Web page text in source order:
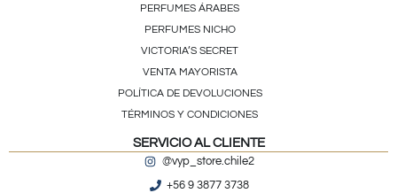
PERFUMES ÁRABES
PERFUMES NICHO
VICTORIA’S SECRET
VENTA MAYORISTA
POLÍTICA DE DEVOLUCIONES
TÉRMINOS Y CONDICIONES
SERVICIO AL CLIENTE
@vyp_store.chile2
+56 9 3877 3738